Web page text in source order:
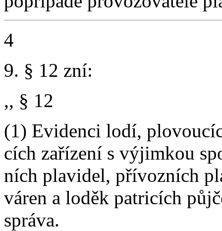
4
9. § 12 zní:
,, § 12
(1) Evidenci lodí,
cích zařízení s výjimkou
ních plavidel, přívozních
váren a loděk patricích
správa.